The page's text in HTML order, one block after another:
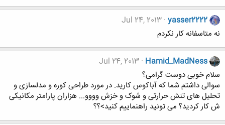
yasser2222
Jul 24, 2013
نه متاسفانه کار نکردم
Hamid_MadNess
Jul 24, 2013
سلام خوبی دوست گرامی؟
سوالی داشتم شما که آباکوس کارید. در مورد طراحی کوره و مدلسازی و
تحلیل های تنش حرارتی و شوک و خزش وووو... هزاران پارامتر مکانیکی
ش کار کردید؟ می تونید راهنماییم کنید>؟؟